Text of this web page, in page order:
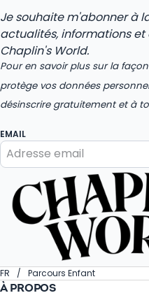
Je souhaite m'abonner à
actualités, informations
Chaplin's World.
Pour en savoir plus sur la
protège vos données
désinscrire gratuitement et à
EMAIL
FR Parcours Enfant
À PROPOS